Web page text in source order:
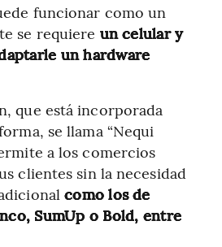
funcionar como un
se requiere un celular y
un hardware
que está incorporada
se llama “Nequi
a los comercios
clientes sin la necesidad
como los de
SumUp o Bold, entre